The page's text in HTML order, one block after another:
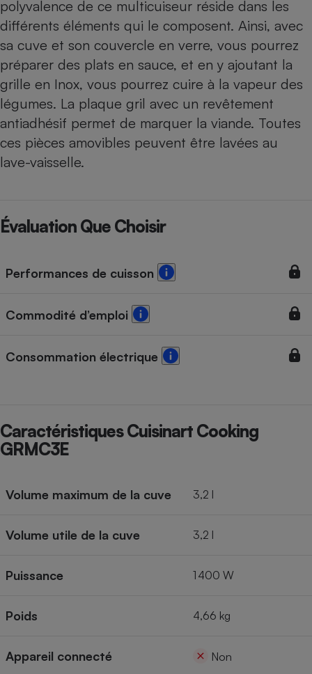
polyvalence de ce multicuiseur réside dans les
différents éléments qui le composent. Ainsi, avec
sa cuve et son couvercle en verre, vous pourrez
préparer des plats en sauce, et en y ajoutant la
grille en Inox, vous pourrez cuire à la vapeur des
légumes. La plaque gril avec un revêtement
antiadhésif permet de marquer la viande. Toutes
ces pièces amovibles peuvent être lavées au
lave-vaisselle.
Évaluation Que Choisir
Performances de cuisson
Commodité d’emploi
Consommation électrique
Caractéristiques Cuisinart Cooking
GRMC3E
Volume maximum de la cuve 3,2 l
Volume utile de la cuve 3,2 l
Puissance 1 400 W
Poids 4,66 kg
Appareil connecté Non